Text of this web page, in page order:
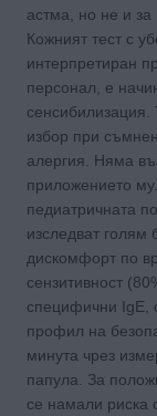
астма, но не и за
Кожният тест с
интерпретиран
персонал, е
сенсибилизация.
избор при
алергия. Няма
приложението
педиатричната
изследват
дискомфорт по
сензитивност
специфични IgE,
профил на
минута чрез
папула. За
се намали риска